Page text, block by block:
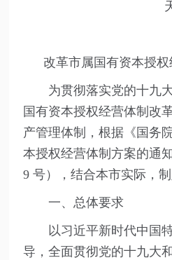
改革市属国有资本授
为贯彻落实党的十九
国有资本授权经营体制改
产管理体制，根据《国务
本授权经营体制方案的通
9 号），结合本市实际，制
一、总体要求
以习近平新时代中国
导，全面贯彻党的十九大